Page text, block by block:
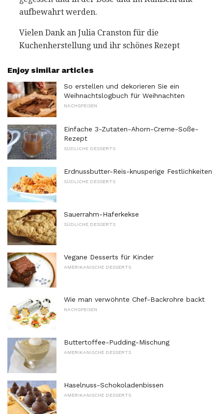
aufbewahrt werden.
Vielen Dank an Julia Cranston für die
Kuchenherstellung und ihr schönes Rezept
Enjoy similar articles
So erstellen und dekorieren Sie ein
Weihnachtslogbuch für Weihnachten
NACHSPEISEN
Einfache 3-Zutaten-Ahorn-Creme-Soße-
Rezept
SÜDLICHE DESSERTS
Erdnussbutter-Reis-knusperige Festlichkeiten
SÜDLICHE DESSERTS
Sauerrahm-Haferkekse
SÜDLICHE DESSERTS
Vegane Desserts für Kinder
AMERIKANISCHE DESSERTS
Wie man verwöhnte Chef-Backrohre backt
NACHSPEISEN
Buttertoffee-Pudding-Mischung
AMERIKANISCHE DESSERTS
Haselnuss-Schokoladenbissen
AMERIKANISCHE DESSERTS